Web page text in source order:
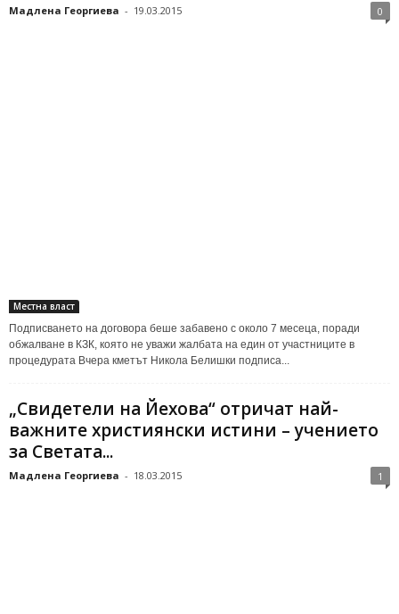
Мадлена Георгиева - 19.03.2015 0
Местна власт
Подписването на договора беше забавено с около 7 месеца, поради
обжалване в КЗК, която не уважи жалбата на един от участниците в
процедурата Вчера кметът Никола Белишки подписа...
„Свидетели на Йехова“ отричат най-
важните християнски истини – учението
за Светата...
Мадлена Георгиева - 18.03.2015 1